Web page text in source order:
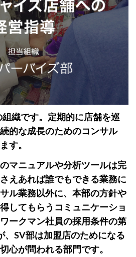
織です。定期的に店舗を巡
的な成長のためのコンサル
す。
マニュアルや分析ツールは完
えあれば誰でもできる業務に
ル業務以外に、本部の方針や
してもらうコミュニケーショ
ークマン社員の採用条件の第
、SV部は加盟店のためになる
心が問われる部門です。